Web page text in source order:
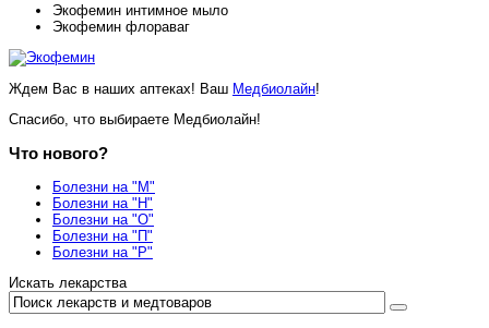
Экофемин интимное мыло
Экофемин флораваг
Ждем Вас в наших аптеках! Ваш Медбиолайн!
Спасибо, что выбираете Медбиолайн!
Что нового?
Болезни на "М"
Болезни на "Н"
Болезни на "О"
Болезни на "П"
Болезни на "Р"
Искать лекарства